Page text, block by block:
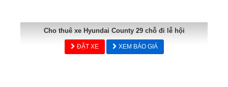
Cho thuê xe Hyundai County 29 chỗ đi lễ hội
ĐẶT XE XEM BÁO GIÁ